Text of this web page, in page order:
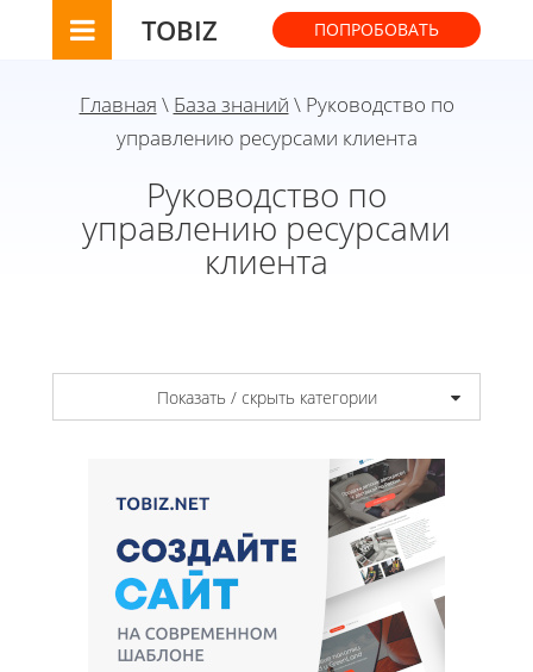
TOBIZ ПОПРОБОВАТЬ
Главная \ База знаний \ Руководство по
управлению ресурсами клиента
Руководство по
управлению ресурсами
клиента
Показать / скрыть категории